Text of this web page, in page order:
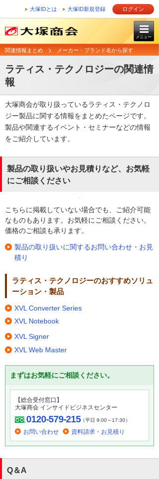
大塚IDとは 大塚ID新規登録 ログイン
メニュー
関連情報まとめ メーカー・ブランド名から探す
ラティス・テクノロジーの関連情
報
大塚商会が取り扱っているラティス・テクノロ
ジー製品に関する情報をまとめたページです。
製品や関連するイベント・セミナーなどの情報
をご紹介しています。
製品の取り扱いやお見積りなど、お気軽
にご相談ください
こちらに掲載していない場合でも、ご紹介可能
なものもあります。お気軽にご相談ください。
価格のご相談も承ります。
製品の取り扱いに関するお問い合わせ・お見
積り
ラティス・テクノロジーのおすすめソリュ
ーション・製品
XVL Converter Series
XVL Notebook
XVL Signer
XVL Web Master
まずはお気軽にご相談ください。
【総合受付窓口】
大塚商会 インサイドビジネスセンター
0120-579-215（平日 9:00～17:30）
お問い合わせ 資料請求・お見積り
Q＆A